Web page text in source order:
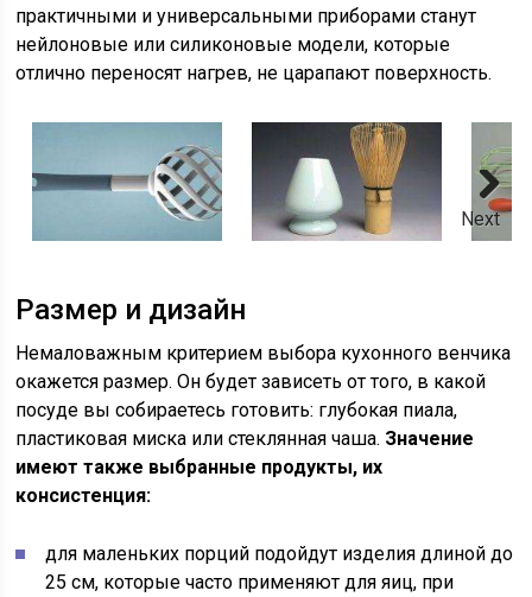
практичными и универсальными приборами станут
нейлоновые или силиконовые модели, которые
отлично переносят нагрев, не царапают поверхность.
Next
Размер и дизайн
Немаловажным критерием выбора кухонного венчика
окажется размер. Он будет зависеть от того, в какой
посуде вы собираетесь готовить: глубокая пиала,
пластиковая миска или стеклянная чаша. Значение
имеют также выбранные продукты, их
консистенция:
для маленьких порций подойдут изделия длиной до
25 см, которые часто применяют для яиц, при